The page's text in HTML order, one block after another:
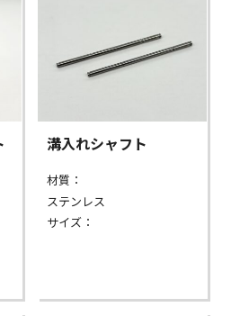
溝入れシャフト
材質：
ステンレス
サイズ：